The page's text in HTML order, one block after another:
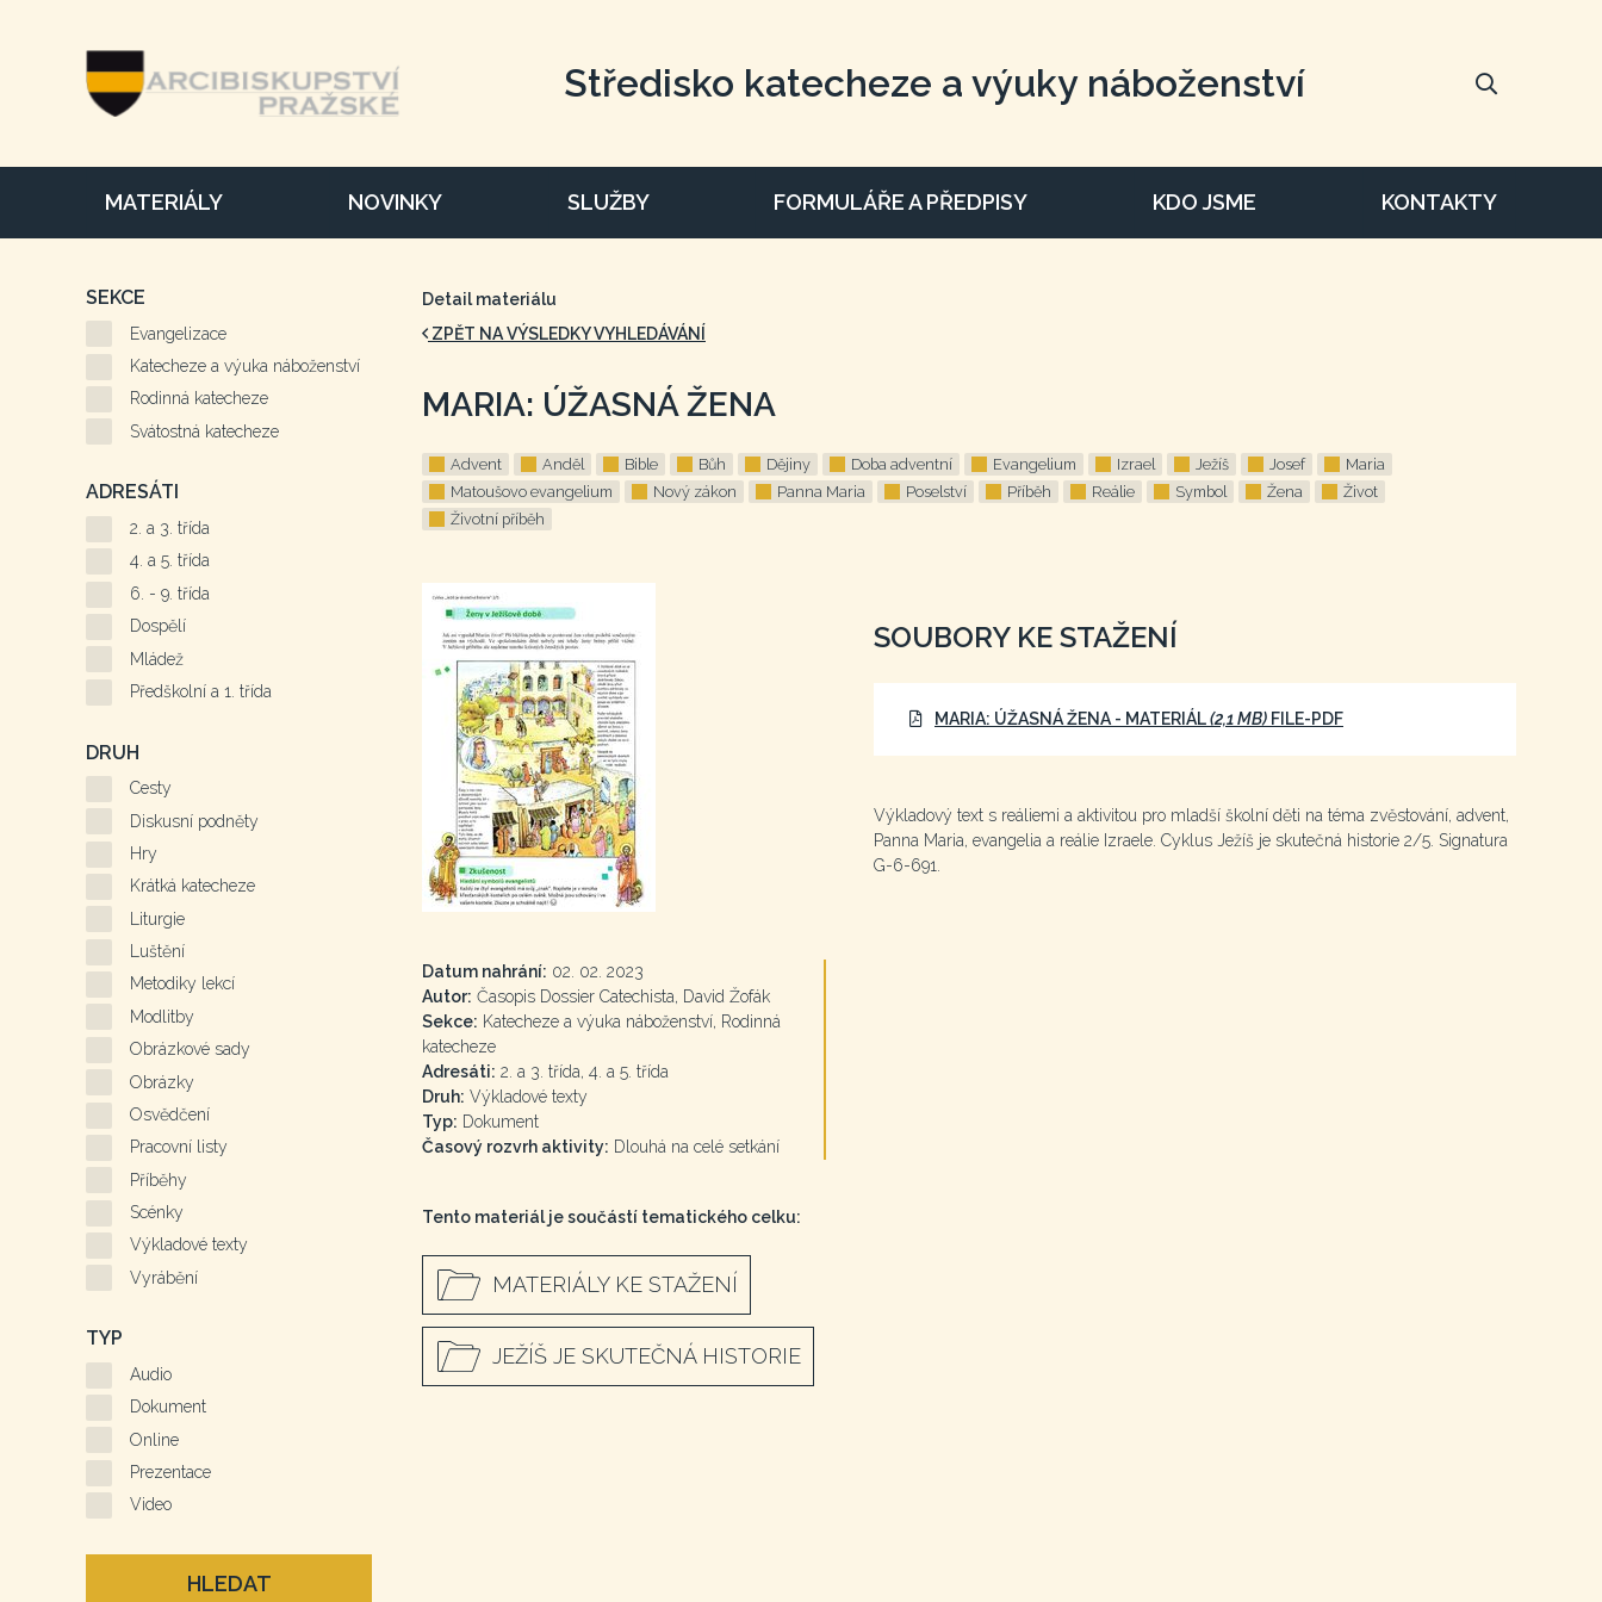
Středisko katecheze a výuky náboženství
MATERIÁLY NOVINKY SLUŽBY FORMULÁŘE A PŘEDPISY KDO JSME KONTAKTY
Detail materiálu
ZPĚT NA VÝSLEDKY VYHLEDÁVÁNÍ
MARIA: ÚŽASNÁ ŽENA
Advent Anděl Bible Bůh Dějiny Doba adventní Evangelium Izrael Ježíš Josef
Maria
Matoušovo evangelium
Nový zákon Panna Maria Poselství Příběh Reálie Symbol Žena
Život
Životní příběh
Datum nahrání: 02. 02. 2023
Autor: Časopis Dossier Catechista, David Žofák
Sekce: Katecheze a výuka náboženství, Rodinná
katecheze
Adresáti: 2. a 3. třída, 4. a 5. třída
Druh: Výkladové texty
Typ: Dokument
Časový rozvrh aktivity: Dlouhá na celé setkání
Tento materiál je součástí tematického celku:
MATERIÁLY KE STAŽENÍ
JEŽÍŠ JE SKUTEČNÁ HISTORIE
SOUBORY KE STAŽENÍ
MARIA: ÚŽASNÁ ŽENA - MATERIÁL(2,1 MB) FILE-PDF
Výkladový text s reáliemi a aktivitou pro mladší školní děti na téma zvěstování, advent,
Panna Maria, evangelia a reálie Izraele. Cyklus Ježíš je skutečná historie 2/5. Signatura
G-6-691.
SEKCE
Evangelizace
Katecheze a výuka náboženství
Rodinná katecheze
Svátostná katecheze
ADRESÁTI
2. a 3. třída
4. a 5. třída
6. - 9. třída
Dospělí
Mládež
Předškolní a 1. třída
DRUH
Cesty
Diskusní podněty
Hry
Krátká katecheze
Liturgie
Luštění
Metodiky lekcí
Modlitby
Obrázkové sady
Obrázky
Osvědčení
Pracovní listy
Příběhy
Scénky
Výkladové texty
Vyrábění
TYP
Audio
Dokument
Online
Prezentace
Video
HLEDAT